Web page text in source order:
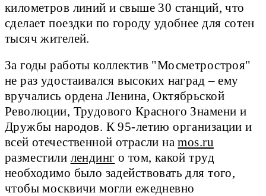
километров линий и свыше 30 станций, что
сделает поездки по городу удобнее для сотен
тысяч жителей.
За годы работы коллектив "Мосметростроя"
не раз удостаивался высоких наград – ему
вручались ордена Ленина, Октябрьской
Революции, Трудового Красного Знамени и
Дружбы народов. К 95-летию организации и
всей отечественной отрасли наmos.ru
разместили лендинг о том, какой труд
необходимо было задействовать для того,
чтобы москвичи могли ежедневно